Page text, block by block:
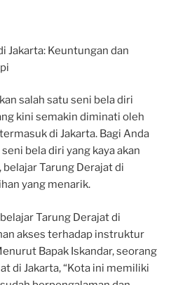
Jakarta: Keuntungan dan
salah satu seni bela diri
kini semakin diminati oleh
di Jakarta. Bagi Anda
bela diri yang kaya akan
Tarung Derajat di
yang menarik.
Tarung Derajat di
akses terhadap instruktur
Bapak Iskandar, seorang
di Jakarta, “Kota ini memiliki